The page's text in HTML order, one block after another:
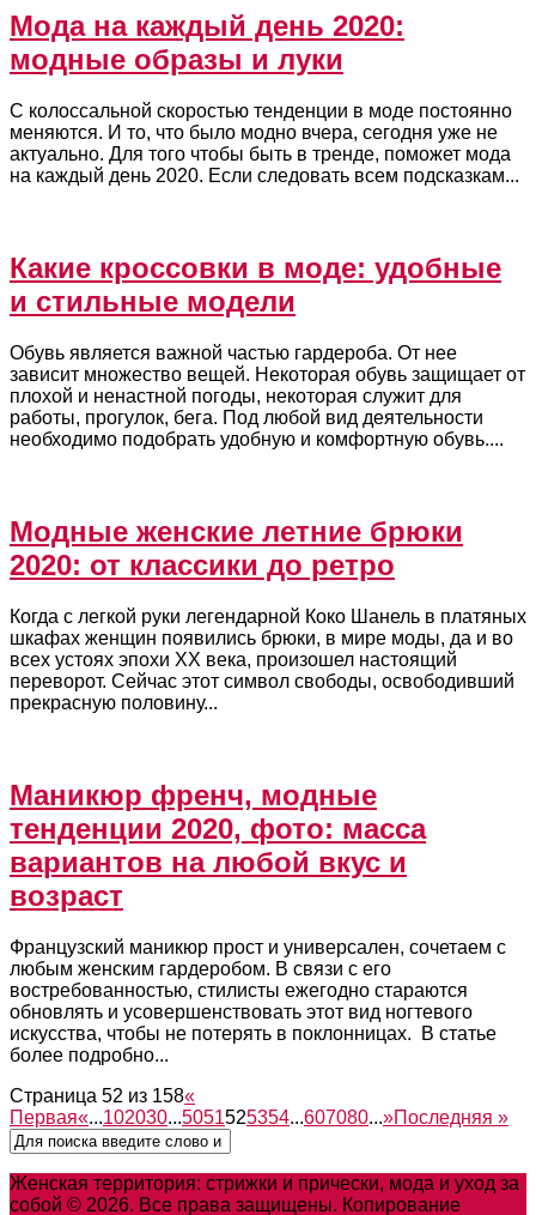
Мода на каждый день 2020:
модные образы и луки
С колоссальной скоростью тенденции в моде постоянно
меняются. И то, что было модно вчера, сегодня уже не
актуально. Для того чтобы быть в тренде, поможет мода
на каждый день 2020. Если следовать всем подсказкам...
Какие кроссовки в моде: удобные
и стильные модели
Обувь является важной частью гардероба. От нее
зависит множество вещей. Некоторая обувь защищает от
плохой и ненастной погоды, некоторая служит для
работы, прогулок, бега. Под любой вид деятельности
необходимо подобрать удобную и комфортную обувь....
Модные женские летние брюки
2020: от классики до ретро
Когда с легкой руки легендарной Коко Шанель в платяных
шкафах женщин появились брюки, в мире моды, да и во
всех устоях эпохи XX века, произошел настоящий
переворот. Сейчас этот символ свободы, освободивший
прекрасную половину...
Маникюр френч, модные
тенденции 2020, фото: масса
вариантов на любой вкус и
возраст
Французский маникюр прост и универсален, сочетаем с
любым женским гардеробом. В связи с его
востребованностью, стилисты ежегодно стараются
обновлять и усовершенствовать этот вид ногтевого
искусства, чтобы не потерять в поклонницах. В статье
более подробно...
Страница 52 из 158«
Первая«...102030...5051525354...607080...»Последняя »
Женская территория: стрижки и прически, мода и уход за
собой © 2026. Все права защищены. Копирование